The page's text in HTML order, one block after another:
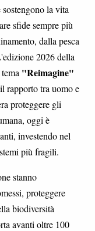
la vita
sfide sempre più
dalla pesca
2026 della
"Reimagine"
rapporto tra uomo e
proteggere gli
oggi è
investendo nel
più fragili.
stanno
proteggere
biodiversità
avanti oltre 100